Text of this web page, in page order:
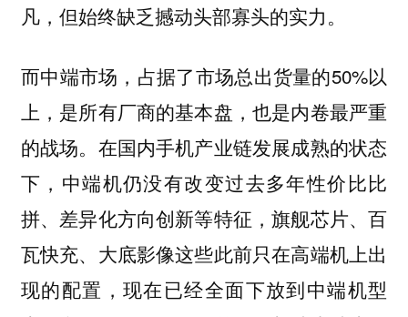
凡，但始终缺乏撼动头部寡头的实力。
而中端市场，占据了市场总出货量的50%以
上，是所有厂商的基本盘，也是内卷最严重
的战场。在国内手机产业链发展成熟的状态
下，中端机仍没有改变过去多年性价比比
拼、差异化方向创新等特征，旗舰芯片、百
瓦快充、大底影像这些此前只在高端机上出
现的配置，现在已经全面下放到中端机型